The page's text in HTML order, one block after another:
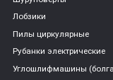
Лобзики
Пилы циркулярные
Рубанки электрические
Углошлифмашины